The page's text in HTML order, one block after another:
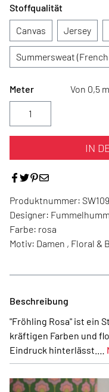
Stoffqualität
Canvas
Jersey
Summersweat
Meter Von 0,5
IN
Produktnummer:
Designer:
Farbe: rosa
Motiv: Damen , Floral &
Beschreibung
"Fröhling Rosa" ist ein
kräftigen Farben und
Eindruck hinterlässt.…